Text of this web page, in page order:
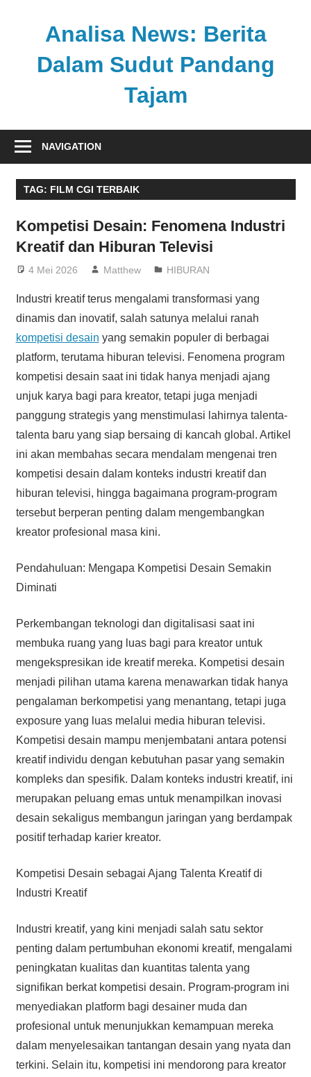
Analisa News: Berita
Dalam Sudut Pandang
Tajam
kritis
akurat
dari
politik,
dan
olahraga
NAVIGATION
TAG: FILM CGI TERBAIK
Kompetisi Desain: Fenomena Industri
Kreatif dan Hiburan Televisi
4 Mei 2026 Matthew HIBURAN
Industri kreatif terus mengalami transformasi yang
dinamis dan inovatif, salah satunya melalui ranah
kompetisi desain yang semakin populer di berbagai
platform, terutama hiburan televisi. Fenomena program
kompetisi desain saat ini tidak hanya menjadi ajang
unjuk karya bagi para kreator, tetapi juga menjadi
panggung strategis yang menstimulasi lahirnya talenta-
talenta baru yang siap bersaing di kancah global. Artikel
ini akan membahas secara mendalam mengenai tren
kompetisi desain dalam konteks industri kreatif dan
hiburan televisi, hingga bagaimana program-program
tersebut berperan penting dalam mengembangkan
kreator profesional masa kini.
Pendahuluan: Mengapa Kompetisi Desain Semakin
Diminati
Perkembangan teknologi dan digitalisasi saat ini
membuka ruang yang luas bagi para kreator untuk
mengekspresikan ide kreatif mereka. Kompetisi desain
menjadi pilihan utama karena menawarkan tidak hanya
pengalaman berkompetisi yang menantang, tetapi juga
exposure yang luas melalui media hiburan televisi.
Kompetisi desain mampu menjembatani antara potensi
kreatif individu dengan kebutuhan pasar yang semakin
kompleks dan spesifik. Dalam konteks industri kreatif, ini
merupakan peluang emas untuk menampilkan inovasi
desain sekaligus membangun jaringan yang berdampak
positif terhadap karier kreator.
Kompetisi Desain sebagai Ajang Talenta Kreatif di
Industri Kreatif
Industri kreatif, yang kini menjadi salah satu sektor
penting dalam pertumbuhan ekonomi kreatif, mengalami
peningkatan kualitas dan kuantitas talenta yang
signifikan berkat kompetisi desain. Program-program ini
menyediakan platform bagi desainer muda dan
profesional untuk menunjukkan kemampuan mereka
dalam menyelesaikan tantangan desain yang nyata dan
terkini. Selain itu, kompetisi ini mendorong para kreator